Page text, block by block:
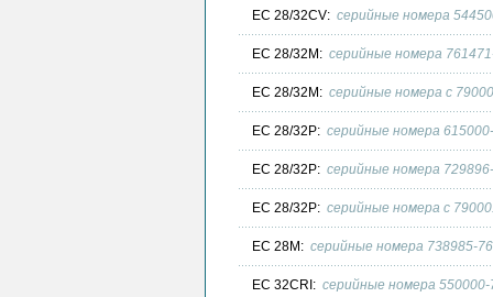
EC 28/32CV: серийные номера
EC 28/32M: серийные номера
EC 28/32M: серийные номера с
EC 28/32P: серийные номера
EC 28/32P: серийные номера
EC 28/32P: серийные номера с
EC 28M: серийные номера 738985-
EC 32CRI: серийные номера 550000-